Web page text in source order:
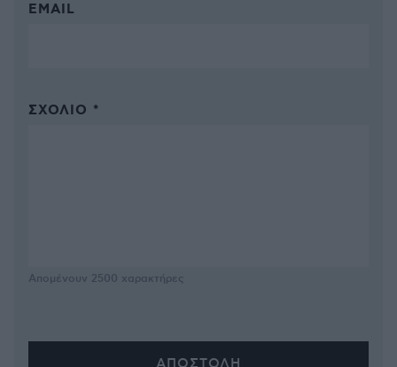
EMAIL
ΣΧΌΛΙΟ *
Απομένουν 2500 χαρακτήρες